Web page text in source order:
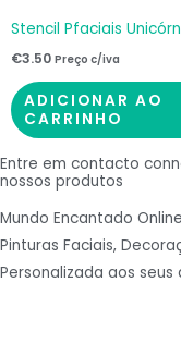
Stencil Pfaciais
€3.50 Preço c/iva
ADICIONAR AO
CARRINHO
Entre em contacto
nossos produtos
Mundo Encantado
Pinturas Faciais,
Personalizada aos seus